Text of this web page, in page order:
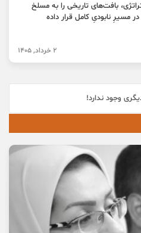
بافت‌های تاریخی را به مسلخ
مسیرِ نابودیِ کامل قرار داده
2 خرداد, 1405
وجود ندارد!